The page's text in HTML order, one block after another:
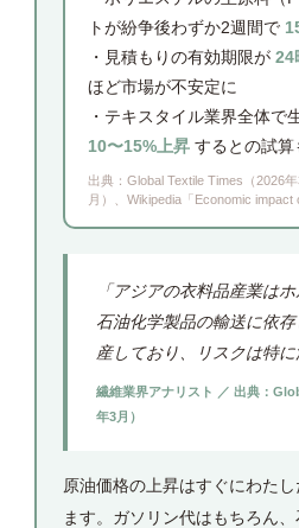
トが紛争後わずか2週間で
・見積もりの有効期限が24
ほど市場が不安定に
・テキスタイル業界全体で
10〜15%上昇 するとの試算
出典：Global Textile Times（2026
月）、Wikipedia「Economic impact
「アジアの衣料品産業は
石油化学製品の輸送に依
産しており、リスクは特に
繊維業界アナリスト ／ 出典：
年3月）
原油価格の上昇はすぐにわた
ます。ガソリン代はもちろん